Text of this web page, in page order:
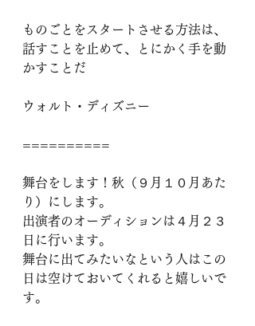
ものごとをスタートさせる方法は、
話すことを止めて、とにかく手を動
かすことだ
ウォルト・ディズニー
==========
舞台をします！秋（９月１０月あた
り）にします。
出演者のオーディションは４月２３
日に行います。
舞台に出てみたいなという人はこの
日は空けておいてくれると嬉しいで
す。